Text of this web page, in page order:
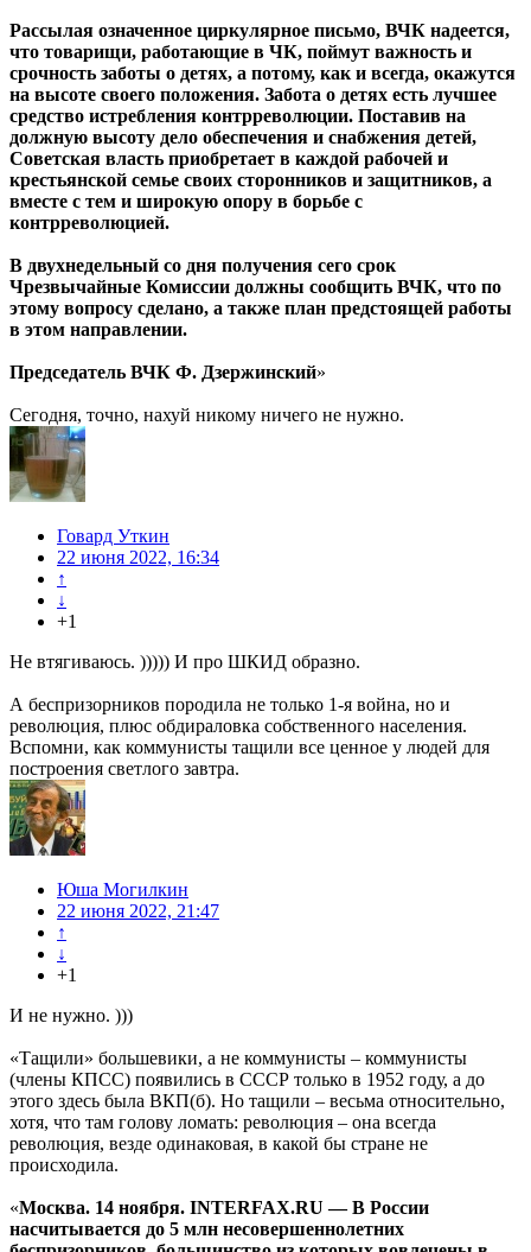
Рассылая означенное циркулярное письмо, ВЧК надеется,
что товарищи, работающие в ЧК, поймут важность и
срочность заботы о детях, а потому, как и всегда, окажутся
на высоте своего положения. Забота о детях есть лучшее
средство истребления контрреволюции. Поставив на
должную высоту дело обеспечения и снабжения детей,
Советская власть приобретает в каждой рабочей и
крестьянской семье своих сторонников и защитников, а
вместе с тем и широкую опору в борьбе с
контрреволюцией.
В двухнедельный со дня получения сего срок
Чрезвычайные Комиссии должны сообщить ВЧК, что по
этому вопросу сделано, а также план предстоящей работы
в этом направлении.
Председатель ВЧК Ф. Дзержинский»
Сегодня, точно, нахуй никому ничего не нужно.
Говард Уткин
22 июня 2022, 16:34
↑
↓
+1
Не втягиваюсь. ))))) И про ШКИД образно.
А беспризорников породила не только 1-я война, но и
революция, плюс обдираловка собственного населения.
Вспомни, как коммунисты тащили все ценное у людей для
построения светлого завтра.
Юша Могилкин
22 июня 2022, 21:47
↑
↓
+1
И не нужно. )))
«Тащили» большевики, а не коммунисты – коммунисты
(члены КПСС) появились в СССР только в 1952 году, а до
этого здесь была ВКП(б). Но тащили – весьма относительно,
хотя, что там голову ломать: революция – она всегда
революция, везде одинаковая, в какой бы стране не
происходила.
«Москва. 14 ноября. INTERFAX.RU — В России
насчитывается до 5 млн несовершеннолетних